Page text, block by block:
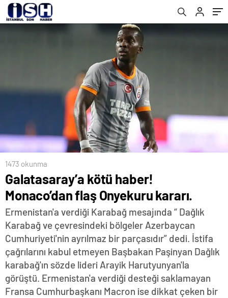
1473 okunma
Galatasaray’a kötü haber!
Monaco’dan flaş Onyekuru kararı.
Ermenistan'a verdiği Karabağ mesajında “ Dağlık
Karabağ ve çevresindeki bölgeler Azerbaycan
Cumhuriyeti'nin ayrılmaz bir parçasıdır” dedi. İstifa
çağrılarını kabul etmeyen Başbakan Paşinyan Dağlık
karabağ'ın sözde lideri Arayik Harutyunyan'la
görüştü. Ermenistan'a verdiği desteği saklamayan
Fransa Cumhurbaşkanı Macron ise dikkat çeken bir